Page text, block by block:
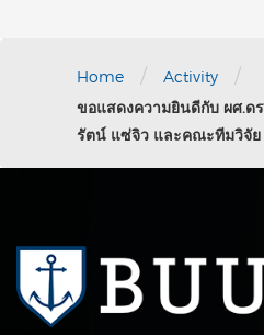
Home / Activity /
ขอแสดงความยินดีกับ ผศ.ด
รัตน์ แซ่จิว และคณะทีมวิจัย